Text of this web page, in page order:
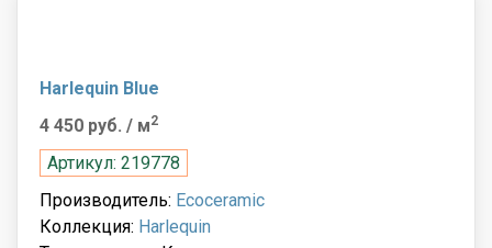
Harlequin Blue
4 450 руб. / м2
Артикул: 219778
Производитель: Ecoceramic
Коллекция: Harlequin